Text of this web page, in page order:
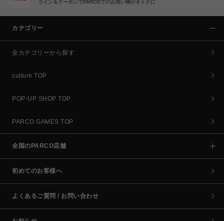
コイン＆クーポンでPARCOでのお買い物がオトクに
カテゴリー
全カテゴリーから探す
culture TOP
POP-UP SHOP TOP
PARCO GAMES TOP
全国のPARCO店舗
初めてのお客様へ
よくあるご質問 / お問い合わせ